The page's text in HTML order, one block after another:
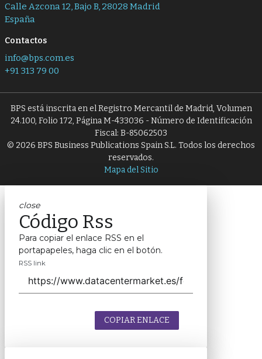
Calle Azcona 12, Bajo B, 28028 Madrid
España
Contactos
info@bps.com.es
+91 313 79 00
BPS está inscrita en el Registro Mercantil de Madrid, Volumen
24.100, Folio 172, Página M-433036 - Número de Identificación
Fiscal: B-85062503
© 2026 BPS Business Publications Spain S.L. Todos los derechos
reservados.
Mapa del Sitio
close
Código Rss
Para copiar el enlace RSS en el
portapapeles, haga clic en el botón.
RSS link
COPIAR ENLACE